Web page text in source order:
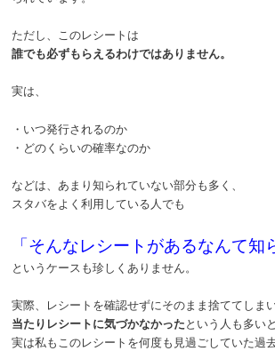
ただし、このレシートは
誰でも必ずもらえるわけではありません。
実は、
・いつ発行されるのか
・どのくらいの確率なのか
などは、あまり知られていない部分も多く、
スタバをよく利用している人でも
「そんなレシートがあるなんて知
というケースも珍しくありません。
実際、レシートを確認せずにそのまま捨ててしまい
当たりレシートに気づかなかったという人も多い
実は私もこのレシートを何度も見過ごしていた過